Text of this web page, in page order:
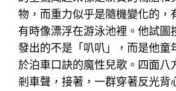
物，而重力似乎是隨機變化的，
有時像漂浮在游泳池裡。他試圖
發出的不是「叭叭」，而是他童
於泊車口訣的魔性兒歌。四面八
剎車聲，接著，一群穿著反光背